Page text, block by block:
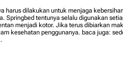
harus dilakukan untuk menjaga
Springbed tentunya selalu digunakan
menjadi kotor. Jika terus dibiarkan
kesehatan penggunanya. baca juga: